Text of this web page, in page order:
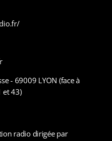
- 69009 LYON (face à
et 43)
radio dirigée par